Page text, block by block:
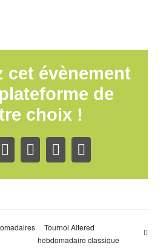
cet évènement
de
choix !
X LinkedIn
WhatsApp
Email
Tournoi Altered
hebdomadaire classique